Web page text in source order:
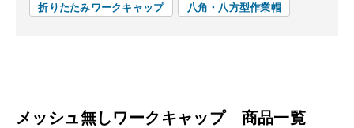
折りたたみワークキャップ 八角・八方型作業帽
メッシュ無しワークキャップ 商品一覧